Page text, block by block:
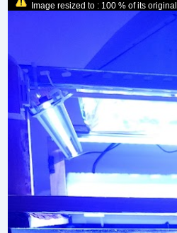
Image resized to : 100 % of its